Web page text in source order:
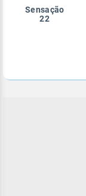
Sensação
22
Enviar
Enviar
Enviar
Enviar
Enviar